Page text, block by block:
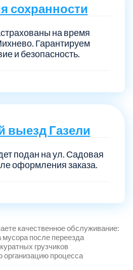
сохранности
на время
Гарантируем
и безопасность.
выезд Газели
подан на ул. Садовая
оформления заказа.
качественное обслуживание:
мусора после переезда
грузчиков
организацию процесса